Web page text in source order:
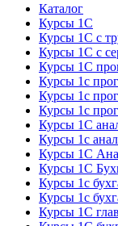
Каталог
Курсы 1С
Курсы 1С с
Курсы 1С с
Курсы 1С
Курсы 1с
Курсы 1с
Курсы 1с
Курсы 1С
Курсы 1с
Курсы 1С
Курсы 1С
Курсы 1с
Курсы 1с
Курсы 1С